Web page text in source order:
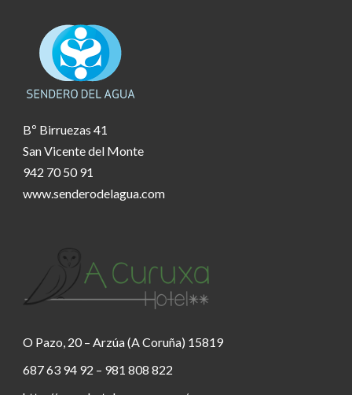
Bº Birruezas 41
San Vicente del Monte
942 70 50 91
www.senderodelagua.com
O Pazo, 20 – Arzúa (A Coruña) 15819
687 63 94 92 – 981 808 822